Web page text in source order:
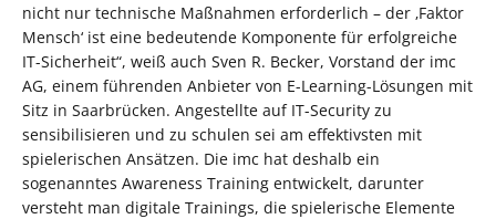
nicht nur technische Maßnahmen erforderlich – der ‚Faktor
Mensch‘ ist eine bedeutende Komponente für erfolgreiche
IT-Sicherheit“, weiß auch Sven R. Becker, Vorstand der imc
AG, einem führenden Anbieter von E-Learning-Lösungen mit
Sitz in Saarbrücken. Angestellte auf IT-Security zu
sensibilisieren und zu schulen sei am effektivsten mit
spielerischen Ansätzen. Die imc hat deshalb ein
sogenanntes Awareness Training entwickelt, darunter
versteht man digitale Trainings, die spielerische Elemente